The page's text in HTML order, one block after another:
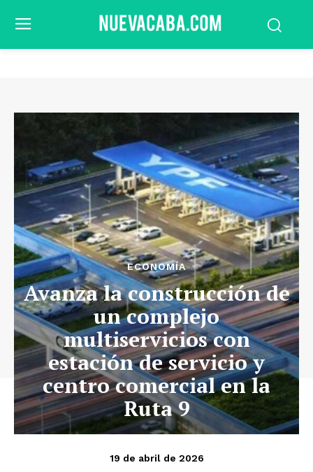
ECONOMÍA
Avanza la construcción de
un complejo
multiservicios con
estación de servicio y
centro comercial en la
Ruta 9
19 de abril de 2026